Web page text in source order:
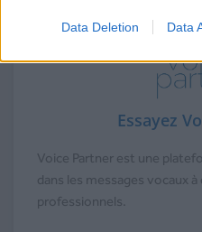
Data Deletion Data
Essayez
Voice Partner est une
dans les messages vocaux
professionnels.